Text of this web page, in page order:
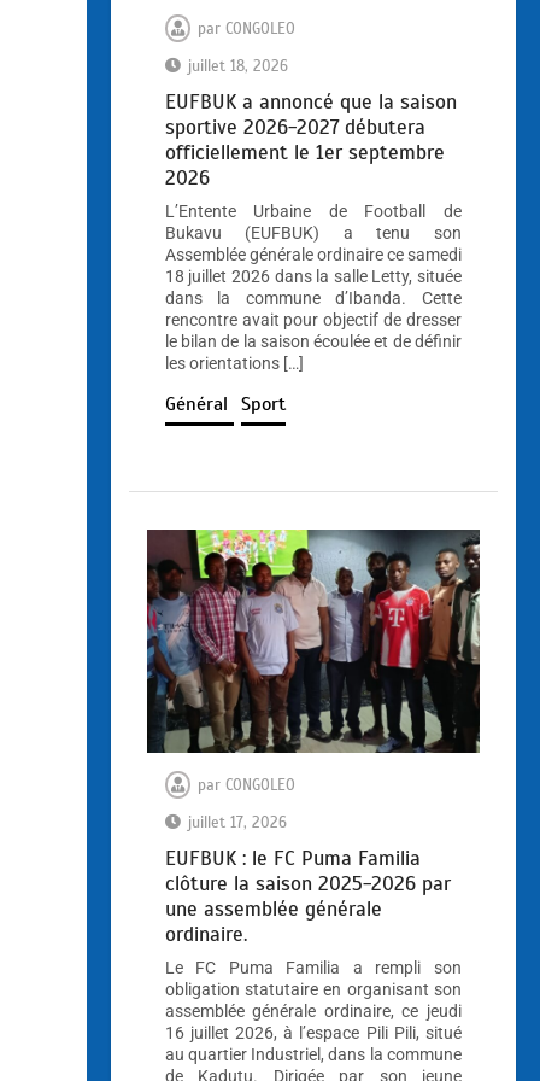
par CONGOLEO
juillet 18, 2026
EUFBUK a annoncé que la saison
sportive 2026-2027 débutera
officiellement le 1er septembre
2026
L’Entente Urbaine de Football de
Bukavu (EUFBUK) a tenu son
Assemblée générale ordinaire ce samedi
18 juillet 2026 dans la salle Letty, située
dans la commune d’Ibanda. Cette
rencontre avait pour objectif de dresser
le bilan de la saison écoulée et de définir
les orientations […]
Général Sport
par CONGOLEO
juillet 17, 2026
EUFBUK : le FC Puma Familia
clôture la saison 2025-2026 par
une assemblée générale
ordinaire.
Le FC Puma Familia a rempli son
obligation statutaire en organisant son
assemblée générale ordinaire, ce jeudi
16 juillet 2026, à l’espace Pili Pili, situé
au quartier Industriel, dans la commune
de Kadutu. Dirigée par son jeune